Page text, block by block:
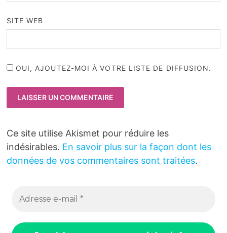
SITE WEB
OUI, AJOUTEZ-MOI À VOTRE LISTE DE DIFFUSION.
Ce site utilise Akismet pour réduire les
indésirables. En savoir plus sur la façon dont les
données de vos commentaires sont traitées.